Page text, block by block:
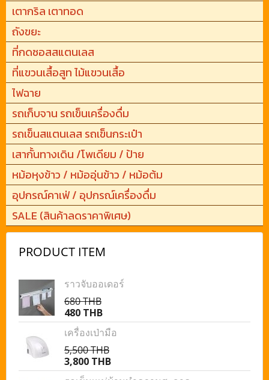
เตากริล เตาทอด
ถังขยะ
ที่กดซอสสแตนเลส
ที่แขวนเสื้อสูท ไม้แขวนเสื้อ
ไฟฉาย
รถเก็บจาน รถเข็นเครื่องดื่ม
รถเข็นสแตนเลส รถเข็นกระเป๋า
เสากั้นทางเดิน /โพเดียม / ป้าย
หม้อหุงข้าว / หม้ออุ่นข้าว / หม้อต้ม
อุปกรณ์คาเฟ่ / อุปกรณ์เครื่องดื่ม
SALE (สินค้าลดราคาพิเศษ)
PRODUCT ITEM
ราวจับออเดอร์
680 THB
480 THB
เครื่องเป่ามือ
5,500 THB
3,800 THB